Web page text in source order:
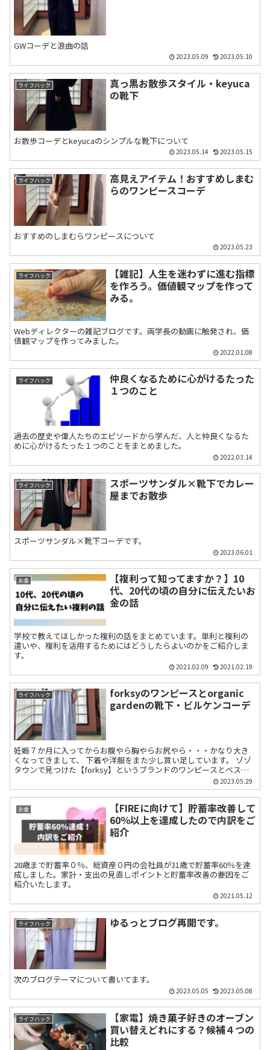
GWコーデと浪曲の話
2023.05.09 2023.05.10
ライフハック
真っ黒お散歩スタイル・keyuca
の靴下
お散歩コーデとkeyucaのシンプルな靴下について
2023.05.14 2023.05.15
ライフハック
高見えアイテム！おすすめしまむ
らのワンピースコーデ
おすすめのしまむらワンピースについて
2023.05.23
ライフハック
【雑記】人生を迷わずに進む指標
を作ろう。価値観マップを作って
みる。
Webディレクターの雑記ブログです。両学長の動画に触発され、価
値観マップを作ってみました。
2022.01.08
ライフハック
仲良くなるために心がけるたった
１つのこと
過去の歴史や偉人たちのエピソードから学んだ、人と仲良くなるた
めに心がけるたった１つのことをまとめました。
2022.03.14
ライフハック
スポーツサンダル×靴下でカレー
屋までお散歩
スポーツサンダル×靴下コーデです。
2023.06.01
お金
【複利って知ってますか？】10
代、20代の頃の自分に伝えたいお
金の話
学校で教えてほしかった複利の話をまとめています。単利と複利の
違いや、複利を活用するためにはどうしたらよいのかをご紹介しま
す。
2021.02.09 2021.02.19
ライフハック
forksyのワンピースとorganic
gardenの靴下・ビルケンコーデ
妊娠７か月に入ってからお腹やら胸やらお尻やら・・・かなり大き
くなってきまして、 下着や洋服をまた少し買い足しています。 ゾゾ
タウンで見つけた【forksy】というブランドのワンピースとベスト
2023.05.29
お金
【FIREに向けて】貯蓄率改善して
60％以上を達成したので内訳をご
紹介
28歳まで貯蓄率０％、総資産０円の会社員が31歳で貯蓄率60％を達
成しました。家計・支出の見直しポイントと貯蓄率改善の要因をご
紹介いたします。
2021.05.12
ライフハック ゆるっとブログ再開です。
次のブログテーマについて書いてます。
2023.05.05 2023.05.08
ライフハック
【家電】焼き菓子好きのオーブン
買い替えどれにする？候補４つの
比較